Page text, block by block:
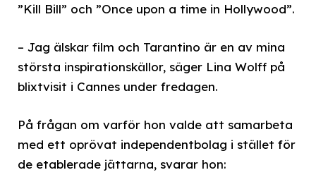
”Kill Bill” och ”Once upon a time in Hollywood”.
– Jag älskar film och Tarantino är en av mina
största inspirationskällor, säger Lina Wolff på
blixtvisit i Cannes under fredagen.
På frågan om varför hon valde att samarbeta
med ett oprövat independentbolag i stället för
de etablerade jättarna, svarar hon: